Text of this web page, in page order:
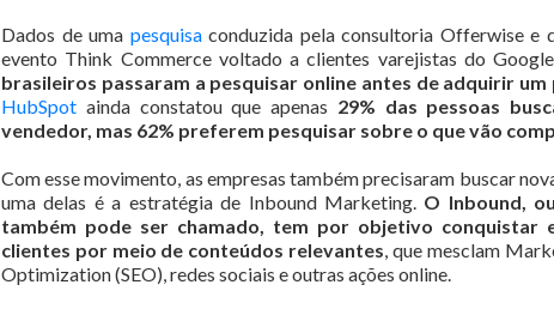
Dados de uma pesquisaconduzida pela consultoria Offerwise e
evento Think Commerce voltado a clientes varejistas do
brasileiros passaram a pesquisar online antes de adquirir
HubSpot ainda constatou que apenas 29% das pessoas
vendedor, mas 62% preferem pesquisar sobre o que vão
Com esse movimento, as empresas também precisaram buscar
uma delas é a estratégia de Inbound Marketing. O Inbound,
também pode ser chamado, tem por objetivo conquistar
clientes por meio de conteúdos relevantes, que mesclam
Optimization (SEO), redes sociais e outras ações online.